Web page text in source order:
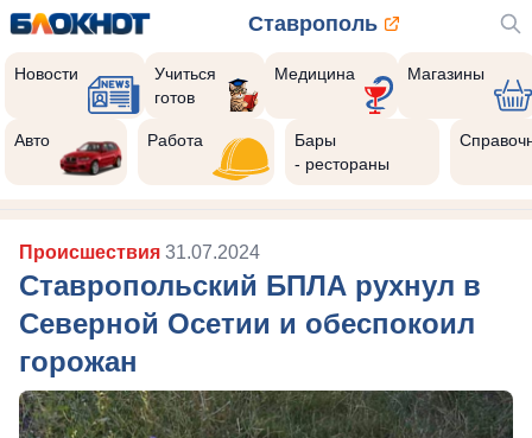
Ставрополь
Новости
Учиться
готов
Медицина Магазины
Авто Работа
Бары
- рестораны
Происшествия 31.07.2024
Ставропольский БПЛА рухнул в
Северной Осетии и обеспокоил
горожан